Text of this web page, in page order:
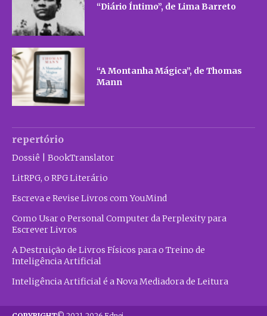
“Diário Íntimo”, de Lima Barreto
“A Montanha Mágica”, de Thomas
Mann
repertório
Dossiê | BookTranslator
LitRPG, o RPG Literário
Escreva e Revise Livros com YouMind
Como Usar o Personal Computer da Perplexity para
Escrever Livros
A Destruição de Livros Físicos para o Treino de
Inteligência Artificial
Inteligência Artificial é a Nova Mediadora de Leitura